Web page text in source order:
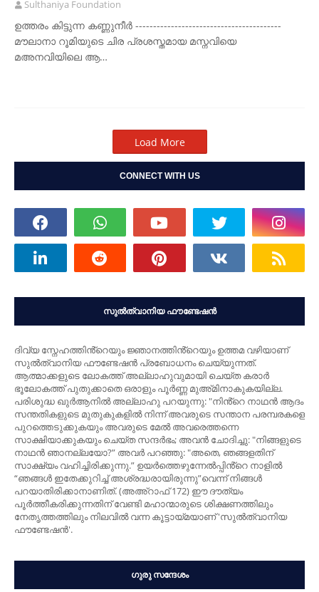
Sulthaniya Foundation
ഉത്തരം കിട്ടുന്ന കണ്ണുനീർ -----------------------------------------
മൗലാനാ റൂമിയുടെ ചിര പ്രശസ്തമായ മസ്നവിയെ
മഅനവിയിലെ ആ…
Load More
CONNECT WITH US
സുൽത്വാനിയ ഫൗണ്ടേഷൻ
ദിവ്യ സ്നേഹത്തിൻ്റെയും ജ്ഞാനത്തിൻ്റെയും ഉത്തമ വഴിയാണ്
സുൽത്വാനിയ ഫൗണ്ടേഷൻ പ്രബോധനം ചെയ്യുന്നത്.
ആത്മാക്കളുടെ ലോകത്ത് അല്ലാഹുവുമായി ചെയ്ത കരാർ
ഭൂലോകത്ത് പുതുക്കാതെ ഒരാളും പൂർണ്ണ മുഅ്മിനാകുകയില്ല.
പരിശുദ്ധ ഖുർആനിൽ അല്ലാഹു പറയുന്നു: "നിൻ്റെ നാഥന്‍ ആദം
സന്തതികളുടെ മുതുകുകളില്‍ നിന്ന് അവരുടെ സന്താന പരമ്പരകളെ
പുറത്തെടുക്കുകയും അവരുടെ മേല്‍ അവരെത്തന്നെ
സാക്ഷിയാക്കുകയും ചെയ്ത സന്ദര്‍ഭം; അവന്‍ ചോദിച്ചു: "നിങ്ങളുടെ
നാഥന്‍ ഞാനല്ലയോ?” അവര്‍ പറഞ്ഞു: "അതെ, ഞങ്ങളതിന്
സാക്ഷ്യം വഹിച്ചിരിക്കുന്നു.” ഉയർത്തെഴുന്നേല്‍പ്പിൻ്റെ നാളിൽ
“ഞങ്ങള്‍ ഇതേക്കുറിച്ച് അശ്രദ്ധരായിരുന്നു”വെന്ന് നിങ്ങള്‍
പറയാതിരിക്കാനാണിത്. (അഅ്റാഫ് 172) ഈ ദൗത്യം
പൂർത്തീകരിക്കുന്നതിന് വേണ്ടി മഹാന്മാരുടെ ശിക്ഷണത്തിലും
നേതൃത്തത്തിലും നിലവിൽ വന്ന കൂട്ടായ്മയാണ് 'സുൽത്വാനിയ
ഫൗണ്ടേഷൻ'.
ഗുരു സന്ദേശം